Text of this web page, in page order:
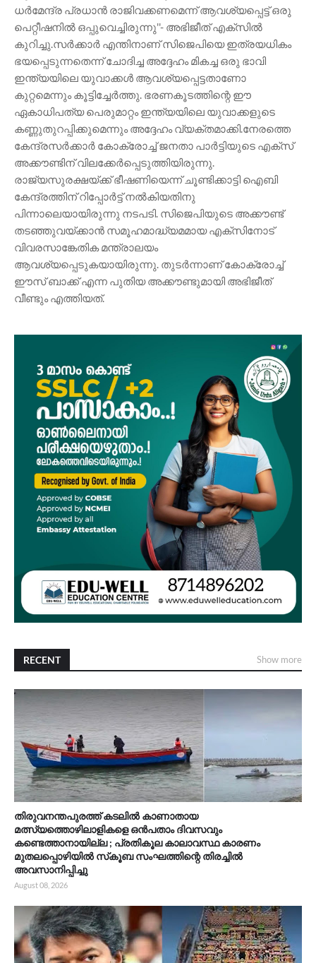
ധർമേന്ദ്ര പ്രധാൻ രാജിവക്കണമെന്ന് ആവശ്യപ്പെട്ട് ഒരു
പെറ്റീഷനിൽ ഒപ്പുവെച്ചിരുന്നു''- അഭിജീത് എക്‌സിൽ
കുറിച്ചു.സർക്കാർ എന്തിനാണ് സിജെപിയെ ഇത്രയധികം
ഭയപ്പെടുന്നതെന്ന് ചോദിച്ച അദ്ദേഹം മികച്ച ഒരു ഭാവി
ഇന്ത്യയിലെ യുവാക്കൾ ആവശ്യപ്പെട്ടതാണോ
കുറ്റമെന്നും കൂട്ടിച്ചേർത്തു. ഭരണകൂടത്തിന്റെ ഈ
ഏകാധിപത്യ പെരുമാറ്റം ഇന്ത്യയിലെ യുവാക്കളുടെ
കണ്ണുതുറപ്പിക്കുമെന്നും അദ്ദേഹം വ്യക്തമാക്കി.നേരത്തെ
കേന്ദ്രസർക്കാർ കോക്രോച്ച് ജനതാ പാർട്ടിയുടെ എക്‌സ്
അക്കൗണ്ടിന് വിലക്കേർപ്പെടുത്തിയിരുന്നു.
രാജ്യസുരക്ഷയ്ക്ക് ഭീഷണിയെന്ന് ചൂണ്ടിക്കാട്ടി ഐബി
കേന്ദ്രത്തിന് റിപ്പോർട്ട് നൽകിയതിനു
പിന്നാലെയായിരുന്നു നടപടി. സിജെപിയുടെ അക്കൗണ്ട്
തടഞ്ഞുവയ്ക്കാൻ സമൂഹമാദ്ധ്യമമായ എക്‌സിനോട്
വിവരസാങ്കേതിക മന്ത്രാലയം
ആവശ്യപ്പെടുകയായിരുന്നു. തുടർന്നാണ് കോക്രോച്ച്
ഈസ് ബാക്ക് എന്ന പുതിയ അക്കൗണ്ടുമായി അഭിജീത്
വീണ്ടും എത്തിയത്.
RECENT Show more
തിരുവനന്തപുരത്ത് കടലിൽ കാണാതായ
മത്സ്യത്തൊഴിലാളികളെ ഒൻപതാം ദിവസവും
കണ്ടെത്താനായില്ല ; പ്രതികൂല കാലാവസ്ഥ കാരണം
മുതലപ്പൊഴിയിൽ സ്‌കൂബ സംഘത്തിന്റെ തിരച്ചിൽ
അവസാനിപ്പിച്ചു
August 08, 2026